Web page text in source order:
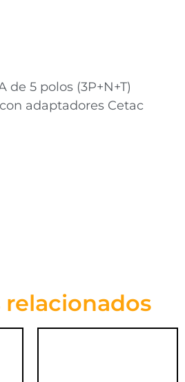
de 5 polos (3P+N+T)
adaptadores Cetac